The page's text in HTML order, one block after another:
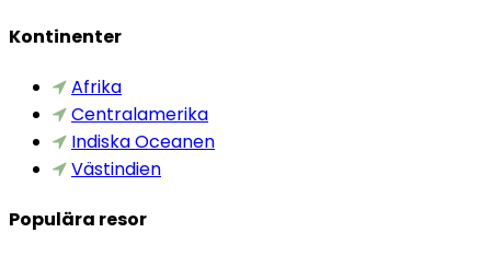
Kontinenter
Afrika
Centralamerika
Indiska Oceanen
Västindien
Populära resor